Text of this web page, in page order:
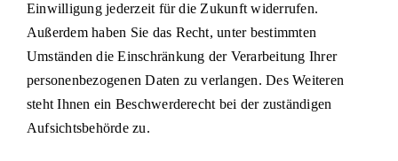
Einwilligung jederzeit für die Zukunft widerrufen.
Außerdem haben Sie das Recht, unter bestimmten
Umständen die Einschränkung der Verarbeitung Ihrer
personenbezogenen Daten zu verlangen. Des Weiteren
steht Ihnen ein Beschwerderecht bei der zuständigen
Aufsichtsbehörde zu.